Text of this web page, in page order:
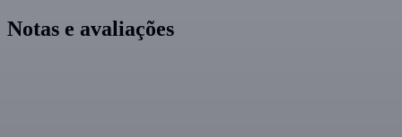
Notas e avaliações